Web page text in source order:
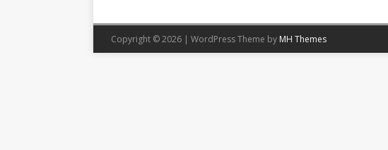
b
o
o
er s
p
Copyright © 2026 | WordPress Theme by MH Themes